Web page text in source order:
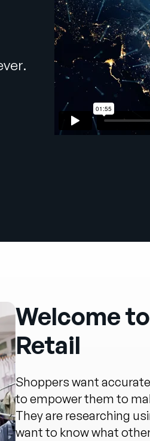
Welcome
Retail
Shoppers want
to empower them to
They are researching
want to know what